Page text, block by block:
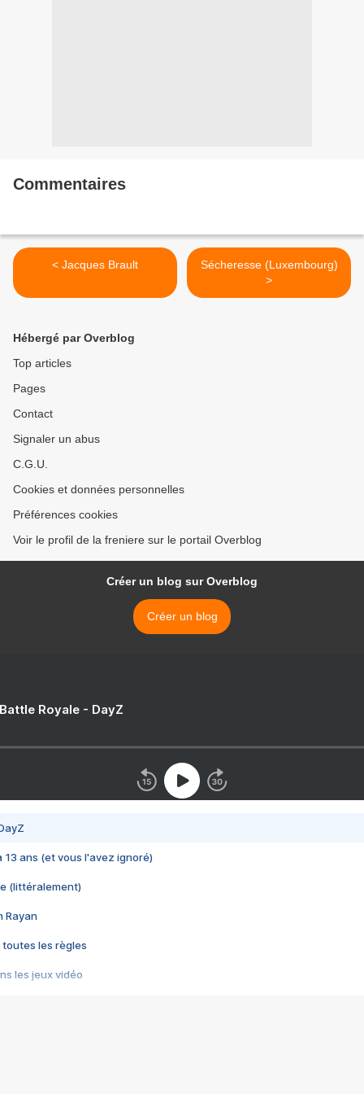
Commentaires
< Jacques Brault
Sécheresse (Luxembourg)
>
Hébergé par Overblog
Top articles
Pages
Contact
Signaler un abus
C.G.U.
Cookies et données personnelles
Préférences cookies
Voir le profil de la freniere sur le portail Overblog
Créer un blog sur Overblog
Créer un blog
Royale - DayZ
13 ans (et vous l'avez ignoré)
(littéralement)
Rayan
toutes les règles
les jeux vidéo